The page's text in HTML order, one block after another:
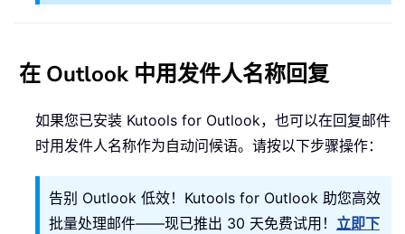
在 Outlook 中用发件人名称回复
如果您已安装 Kutools for Outlook，也可以在回复邮件
时用发件人名称作为自动问候语。请按以下步骤操作：
告别 Outlook 低效！Kutools for Outlook 助您高效
批量处理邮件——现已推出 30 天免费试用！ 立即下